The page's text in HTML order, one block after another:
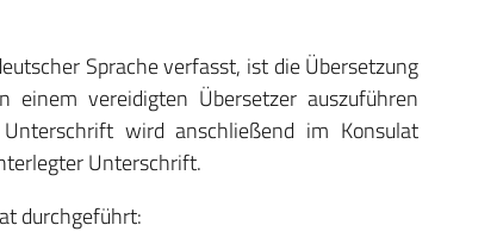
Sprache verfasst, ist die Übersetzung
vereidigten Übersetzer auszuführen
wird anschließend im Konsulat
Unterschrift.
durchgeführt: